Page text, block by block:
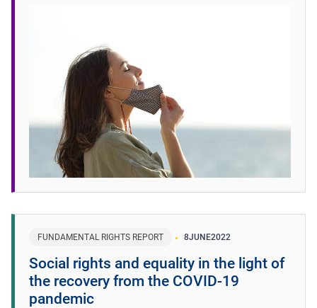
FUNDAMENTAL RIGHTS REPORT 8JUNE2022
Social rights and equality in the light of
the recovery from the COVID-19
pandemic